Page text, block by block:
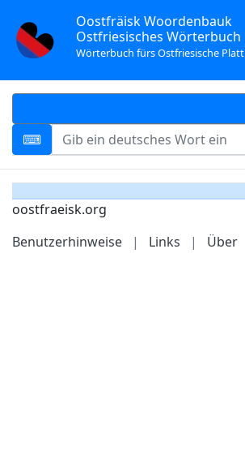
Oostfräisk Woordenbauk
Ostfriesisches Wörterbuch
Wörterbuch fürs Ostfriesische Platt
oostfraeisk.org
Benutzerhinweise
| Links | Über